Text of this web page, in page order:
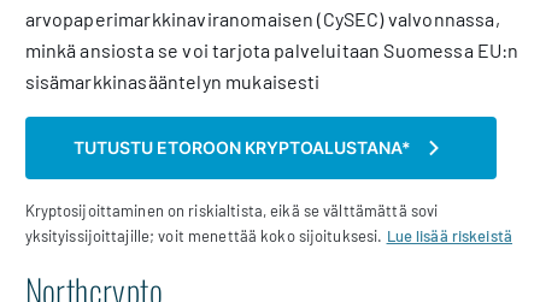
arvopaperimarkkinaviranomaisen (CySEC) valvonnassa,
minkä ansiosta se voi tarjota palveluitaan Suomessa EU:n
sisämarkkinasääntelyn mukaisesti
TUTUSTU ETOROON KRYPTOALUSTANA*
Kryptosijoittaminen on riskialtista, eikä se välttämättä sovi
yksityissijoittajille; voit menettää koko sijoituksesi. Lue lisää riskeistä
Northcrypto